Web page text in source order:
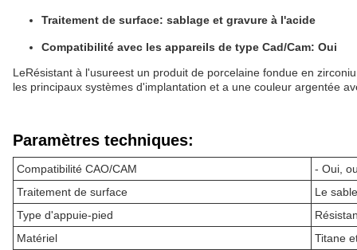
Traitement de surface: sablage et gravure à l'acide
Compatibilité avec les appareils de type Cad/Cam: Oui
LeRésistant à l'usureest un produit de porcelaine fondue en
les principaux systèmes d'implantation et a une couleur argentée
Paramètres techniques:
Compatibilité CAO/CAM
- Oui,
Traitement de surface
Le
Type d'appuie-pied
Matériel
Titane